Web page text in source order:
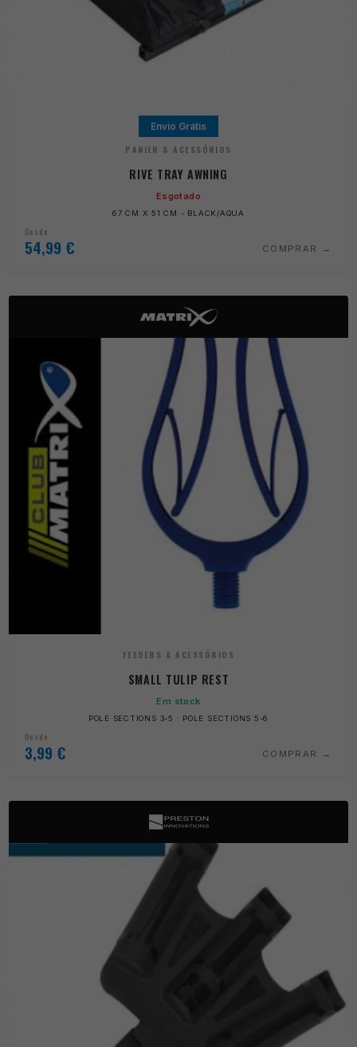
Envio Grátis
PANIER & ACESSÓRIOS
RIVE TRAY AWNING
Esgotado
67 CM X 51 CM - BLACK/AQUA
Desde
54,99 € COMPRAR
FEEDERS & ACESSÓRIOS
SMALL TULIP REST
Em stock
POLE SECTIONS 3-5 · POLE SECTIONS 5-6
Desde
3,99 € COMPRAR